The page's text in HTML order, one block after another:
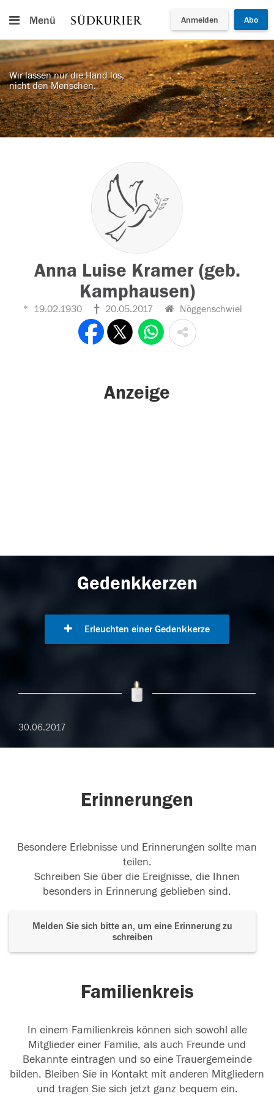
Menü Anmelden Abo
Wir lassen nur die Hand los,
nicht den Menschen.
Anna Luise Kramer (geb.
Kamphausen)
19.02.1930 20.05.2017 Nöggenschwiel
Anzeige
Gedenkkerzen
Erleuchten einer Gedenkkerze
30.06.2017
Erinnerungen
Besondere Erlebnisse und Erinnerungen sollte man
teilen.
Schreiben Sie über die Ereignisse, die Ihnen
besonders in Erinnerung geblieben sind.
Melden Sie sich bitte an, um eine Erinnerung zu
schreiben
Familienkreis
In einem Familienkreis können sich sowohl alle
Mitglieder einer Familie, als auch Freunde und
Bekannte eintragen und so eine Trauergemeinde
bilden. Bleiben Sie in Kontakt mit anderen Mitgliedern
und tragen Sie sich jetzt ganz bequem ein.